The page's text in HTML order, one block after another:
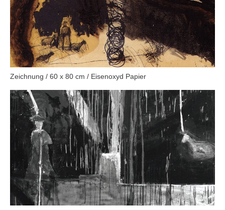
Zeichnung / 60 x 80 cm / Eisenoxyd Papier